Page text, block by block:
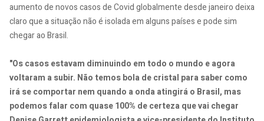
aumento de novos casos de Covid globalmente desde janeiro deixa
claro que a situação não é isolada em alguns países e pode sim
chegar ao Brasil.
"Os casos estavam diminuindo em todo o mundo e agora
voltaram a subir. Não temos bola de cristal para saber como
irá se comportar nem quando a onda atingirá o Brasil, mas
podemos falar com quase 100% de certeza que vai chegar